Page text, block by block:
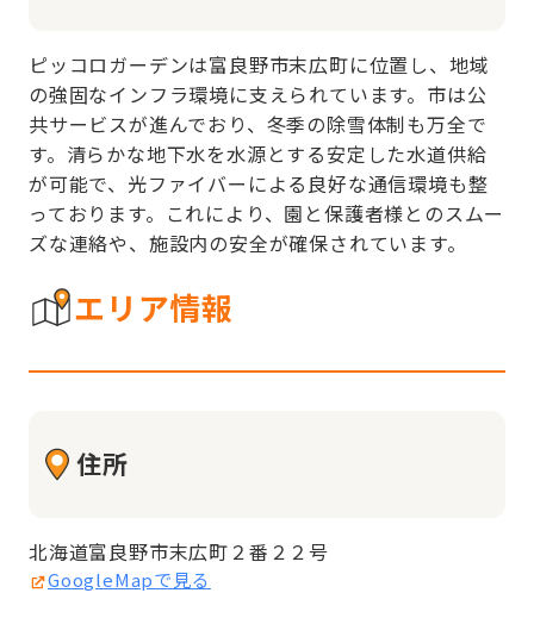
ピッコロガーデンは富良野市末広町に位置し、地域
の強固なインフラ環境に支えられています。市は公
共サービスが進んでおり、冬季の除雪体制も万全で
す。清らかな地下水を水源とする安定した水道供給
が可能で、光ファイバーによる良好な通信環境も整
っております。これにより、園と保護者様とのスムー
ズな連絡や、施設内の安全が確保されています。
エリア情報
住所
北海道富良野市末広町２番２２号
GoogleMapで見る